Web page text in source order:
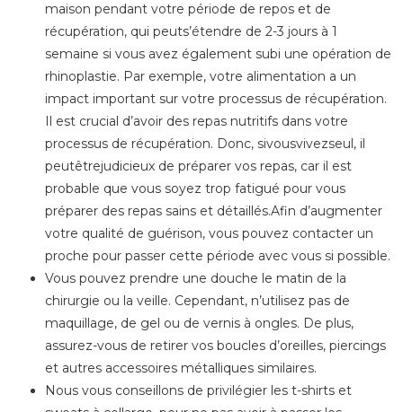
maison pendant votre période de repos et de
récupération, qui peuts’étendre de 2-3 jours à 1
semaine si vous avez également subi une opération de
rhinoplastie. Par exemple, votre alimentation a un
impact important sur votre processus de récupération.
Il est crucial d’avoir des repas nutritifs dans votre
processus de récupération. Donc, sivousvivezseul, il
peutêtrejudicieux de préparer vos repas, car il est
probable que vous soyez trop fatigué pour vous
préparer des repas sains et détaillés.Afin d’augmenter
votre qualité de guérison, vous pouvez contacter un
proche pour passer cette période avec vous si possible.
Vous pouvez prendre une douche le matin de la
chirurgie ou la veille. Cependant, n’utilisez pas de
maquillage, de gel ou de vernis à ongles. De plus,
assurez-vous de retirer vos boucles d’oreilles, piercings
et autres accessoires métalliques similaires.
Nous vous conseillons de privilégier les t-shirts et